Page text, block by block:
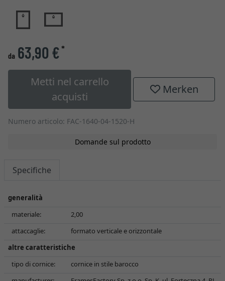
da 63,90 €*
Metti nel carrello
acquisti
Merken
Numero articolo: FAC-1640-04-1520-H
Domande sul prodotto
Specifiche
generalità
materiale:
2,00
attaccaglie:
formato verticale e orizzontale
altre caratteristiche
tipo di cornice:
cornice in stile barocco